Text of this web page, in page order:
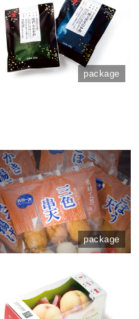
package
package